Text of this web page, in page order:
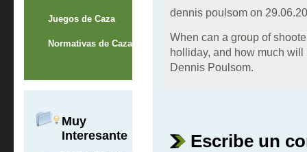
Juegos de Caza
Normativas de Caza
Muy
Interesante
dennis poulsom on
When can a group of
holliday, and how much will
Dennis Poulsom.
Escribe un